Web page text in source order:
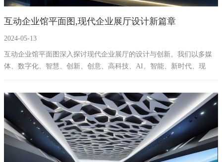
互动企业馆平面图,现代企业展厅设计新篇章
2024-05-13
互动企业馆平面图深入探讨现代企业展厅的设计与创新。我们以多媒
体、数字化、智慧、创新、创意、高科技、AI、智能、新时代、现
代、推进、深入、设计、方案、建设、施工、设备等长尾词为修饰,为